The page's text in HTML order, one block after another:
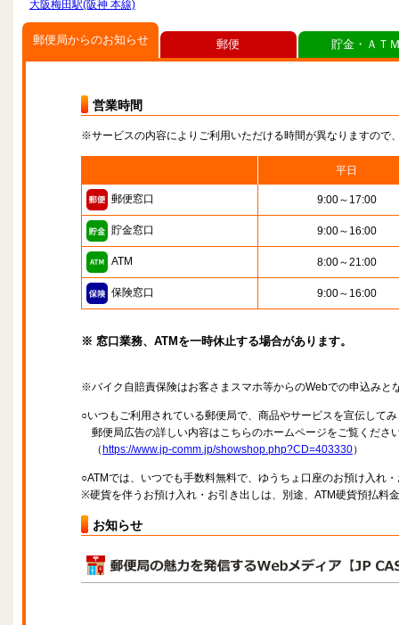
大阪梅田駅(阪神 本線)
郵便局からのお知らせ
営業時間
※サービスの内容によりご利用いただける時間が異なりますので
平日
郵便窓口 9:00～17:00
貯金窓口 9:00～16:00
ATM 8:00～21:00
保険窓口 9:00～16:00
※ 窓口業務、ATMを一時休止する場合があります。
※バイク自賠責保険はお客さまスマホ等からのWebでの申込みと
○いつもご利用されている郵便局で、商品やサービスを宣伝して
郵便局広告の詳しい内容はこちらのホームページをご覧くださ
（ https://www.jp-comm.jp/showshop.php?CD=403330）
○ATMでは、いつでも手数料無料で、ゆうちょ口座のお預け入れ
※硬貨を伴うお預け入れ・お引き出しは、別途、ATM硬貨預払料
お知らせ
郵便 貯金・ＡＴ